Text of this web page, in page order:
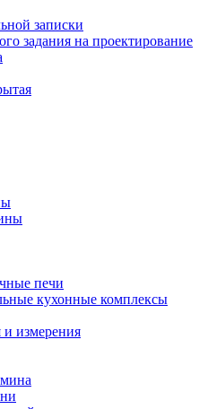
записки
задания на проектирование
печи
кухонные комплексы
и измерения